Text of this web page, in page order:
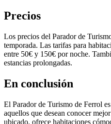
Precios
Los precios del Parador de
temporada. Las tarifas para
entre 50€ y 150€ por noche.
estancias prolongadas.
En conclusión
El Parador de Turismo de Ferrol
aquellos que desean conocer
ubicado, ofrece habitaciones